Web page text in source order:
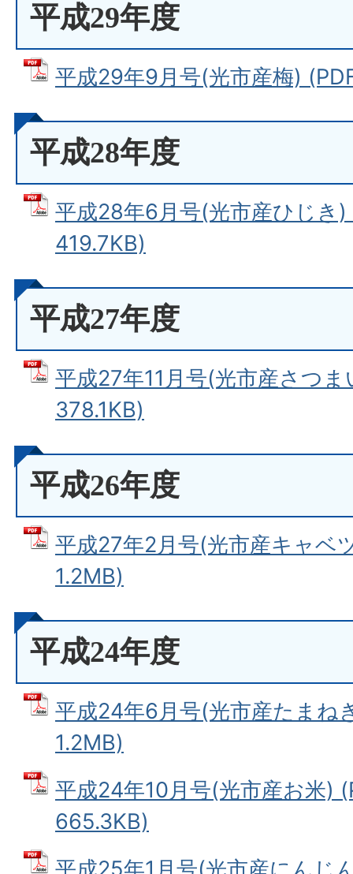
平成29年度
平成29年9月号(光市産梅)
平成28年度
平成28年6月号(光市産ひじき
419.7KB)
平成27年度
平成27年11月号(光市産さつ
378.1KB)
平成26年度
平成27年2月号(光市産キャベ
1.2MB)
平成24年度
平成24年6月号(光市産たまね
1.2MB)
平成24年10月号(光市産お米)
665.3KB)